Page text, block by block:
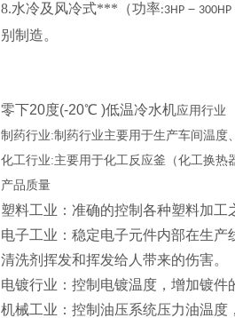
8.水冷及风冷式***（功率:3HP － 300HP
别制造。
零下20度(-20℃ )低温冷水机应用行业
制药行业:制药行业主要用于生产车间温度
化工行业:主要用于化工反应釜（化工换热
产品质量
塑料工业：准确的控制各种塑料加工
电子工业：稳定电子元件内部在生产
清洗剂挥发和挥发给人带来的伤害。
电镀行业：控制电镀温度，增加镀件
机械工业：控制油压系统压力油温度